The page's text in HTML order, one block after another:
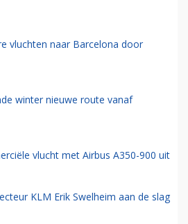
vluchten naar Barcelona door
winter nieuwe route vanaf
vlucht met Airbus A350-900 uit
KLM Erik Swelheim aan de slag